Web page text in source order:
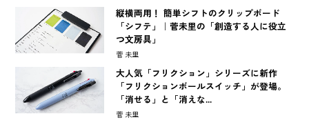
縦横両用！ 簡単シフトのクリップボード
「シフテ」｜菅未里の「創造する人に役立
つ文房具」
菅 未里
大人気「フリクション」シリーズに新作
「フリクションボールスイッチ」が登場。
「消せる」と「消えな...
菅 未里